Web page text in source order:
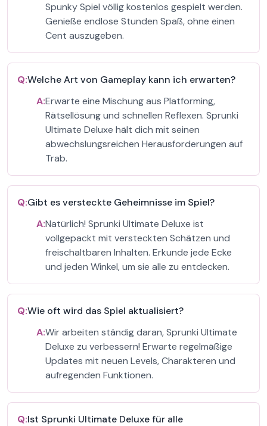
Spunky Spiel völlig kostenlos gespielt werden.
Genieße endlose Stunden Spaß, ohne einen
Cent auszugeben.
Q:Welche Art von Gameplay kann ich erwarten?
A:Erwarte eine Mischung aus Platforming,
Rätsellösung und schnellen Reflexen. Sprunki
Ultimate Deluxe hält dich mit seinen
abwechslungsreichen Herausforderungen auf
Trab.
Q:Gibt es versteckte Geheimnisse im Spiel?
A:Natürlich! Sprunki Ultimate Deluxe ist
vollgepackt mit versteckten Schätzen und
freischaltbaren Inhalten. Erkunde jede Ecke
und jeden Winkel, um sie alle zu entdecken.
Q:Wie oft wird das Spiel aktualisiert?
A:Wir arbeiten ständig daran, Sprunki Ultimate
Deluxe zu verbessern! Erwarte regelmäßige
Updates mit neuen Levels, Charakteren und
aufregenden Funktionen.
Q:Ist Sprunki Ultimate Deluxe für alle